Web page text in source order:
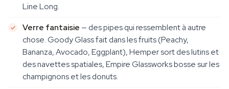
Line Long.
Verre fantaisie — des pipes qui ressemblent à autre
chose. Goody Glass fait dans les fruits (Peachy,
Bananza, Avocado, Eggplant), Hemper sort des lutins et
des navettes spatiales, Empire Glassworks bosse sur les
champignons et les donuts.